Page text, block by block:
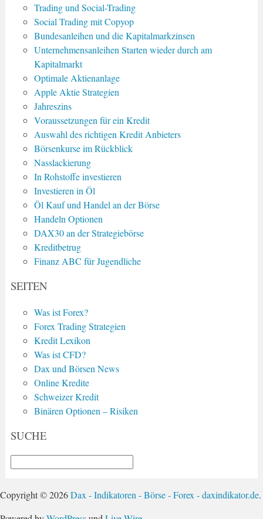
Trading und Social-Trading
Social Trading mit Copyop
Bundesanleihen und die Kapitalmarkzinsen
Unternehmensanleihen Starten wieder durch am
Kapitalmarkt
Optimale Aktienanlage
Apple Aktie Strategien
Jahreszins
Voraussetzungen für ein Kredit
Auswahl des richtigen Kredit Anbieters
Börsenkurse im Rückblick
Nasslackierung
In Rohstoffe investieren
Investieren in Öl
Öl Kauf und Handel an der Börse
Handeln Optionen
DAX30 an der Strategiebörse
Kreditbetrug
Finanz ABC für Jugendliche
SEITEN
Was ist Forex?
Forex Trading Strategien
Kredit Lexikon
Was ist CFD?
Dax und Börsen News
Online Kredite
Schweizer Kredit
Binären Optionen – Risiken
SUCHE
Copyright © 2026Dax - Indikatoren - Börse - Forex - daxindikator.de.